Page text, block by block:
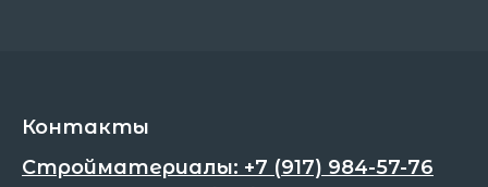
Контакты
Стройматериалы: +7 (917) 984-57-76